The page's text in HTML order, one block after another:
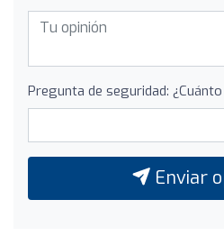
Pregunta de seguridad:
Enviar